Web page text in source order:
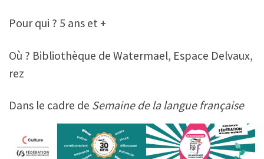
Pour qui ? 5 ans et +
Où ? Bibliothèque de Watermael, Espace Delvaux,
rez
Dans le cadre de Semaine de la langue française